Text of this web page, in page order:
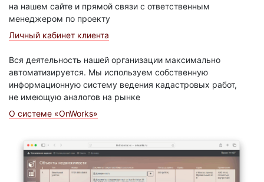
на нашем сайте и прямой связи с ответственным
менеджером по проекту
Личный кабинет клиента
Вся деятельность нашей организации максимально
автоматизируется. Мы используем собственную
информационную систему ведения кадастровых работ,
не имеющую аналогов на рынке
О системе «OnWorks»